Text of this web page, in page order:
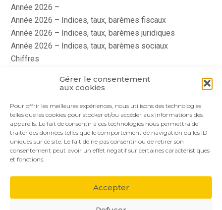
Gérer le consentement
aux cookies
Pour offrir les meilleures expériences, nous utilisons des technologies
telles que les cookies pour stocker et/ou accéder aux informations des
appareils. Le fait de consentir à ces technologies nous permettra de
traiter des données telles que le comportement de navigation ou les ID
uniques sur ce site. Le fait de ne pas consentir ou de retirer son
consentement peut avoir un effet négatif sur certaines caractéristiques
et fonctions.
Accepter
Année 2026 –
Année 2026 – Indices, taux, barèmes fiscaux
Année 2026 – Indices, taux, barèmes juridiques
Année 2026 – Indices, taux, barèmes sociaux
Chiffres
Le coin du dirigeant
Footer